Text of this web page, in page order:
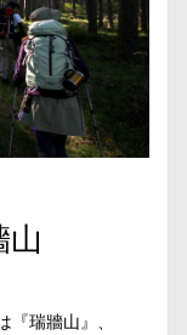
瑞牆山』、